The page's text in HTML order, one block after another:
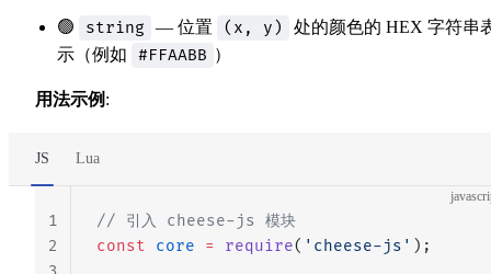
🟢 string — 位置 (x, y)
处的颜色的 HEX 字符串
示（例如
#FFAABB ）
用法示例 :
JS Lua
// 引入 cheese-js 模块
const core = require( 'cheese-js' );
1
2